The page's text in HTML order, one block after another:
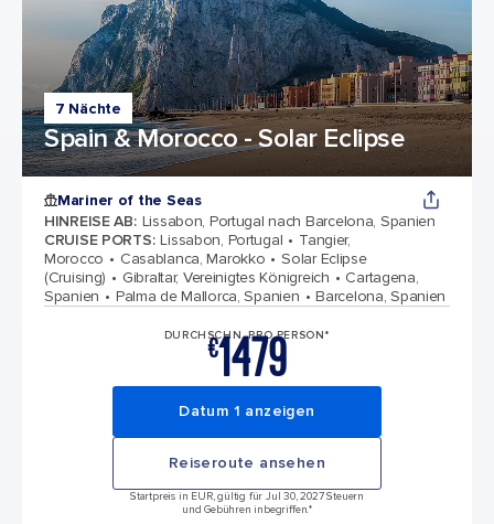
7 Nächte
Spain & Morocco - Solar Eclipse
Mariner of the Seas
HINREISE AB: Lissabon, Portugal nach Barcelona, Spanien
CRUISE PORTS: Lissabon, Portugal
Tangier,
Morocco
Casablanca, Marokko
Solar Eclipse
(Cruising)
Gibraltar, Vereinigtes Königreich
Cartagena,
Spanien
Palma de Mallorca, Spanien Barcelona, Spanien
DURCHSCHN. PRO PERSON*
€1479
Datum 1 anzeigen
Reiseroute ansehen
Startpreis in EUR, gültig für Jul 30, 2027 Steuern
und Gebühren inbegriffen.*